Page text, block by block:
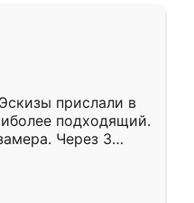
прислали в
подходящий.
Через 3
Остались
Ренессанс
работу!